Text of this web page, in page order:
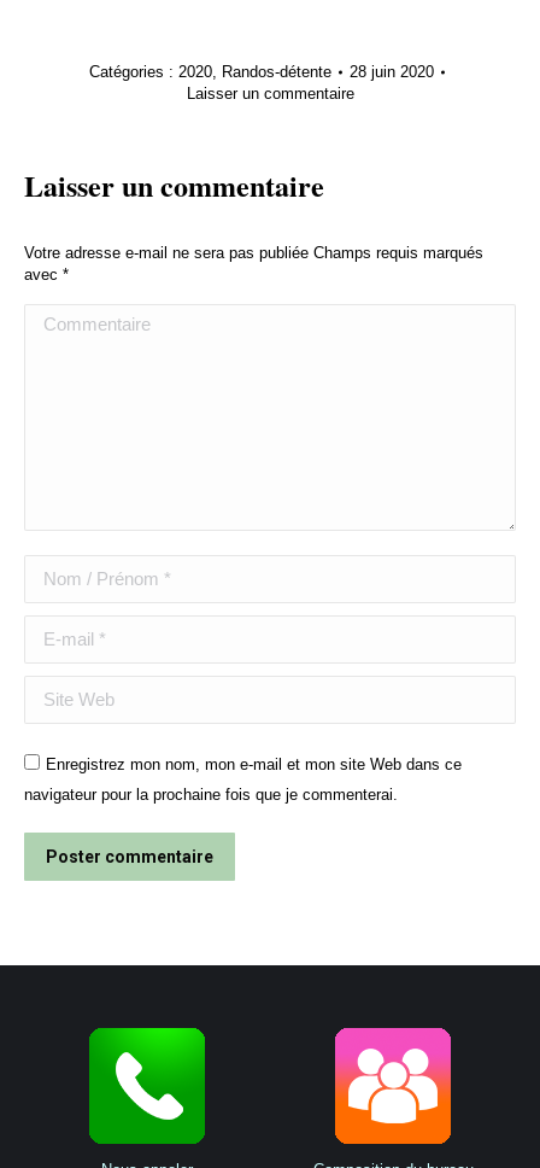
Catégories : 2020, Randos-détente
28 juin 2020
Laisser un commentaire
Laisser un commentaire
Votre adresse e-mail ne sera pas publiée Champs requis marqués
avec *
Commentaire
Nom / Prénom *
E-mail *
Site Web
Enregistrez mon nom, mon e-mail et mon site Web dans ce
navigateur pour la prochaine fois que je commenterai.
Poster commentaire